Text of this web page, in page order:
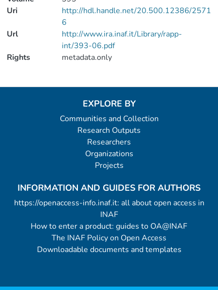
Uri
http://hdl.handle.net/20.500.12386/2571
6
Url
http://www.ira.inaf.it/Library/rapp-
int/393-06.pdf
Rights
metadata.only
EXPLORE BY
Communities and Collection
Research Outputs
Researchers
Organizations
Projects
INFORMATION AND GUIDES FOR AUTHORS
https://openaccess-info.inaf.it: all about open access in
INAF
How to enter a product: guides to OA@INAF
The INAF Policy on Open Access
Downloadable documents and templates